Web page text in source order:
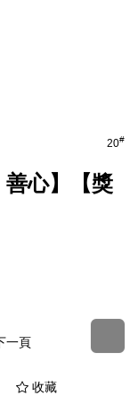
20#
心】【獎
一頁
收藏